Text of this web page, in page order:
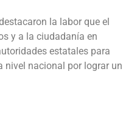
la labor que el
y a la ciudadanía en
estatales para
nivel nacional por lograr un